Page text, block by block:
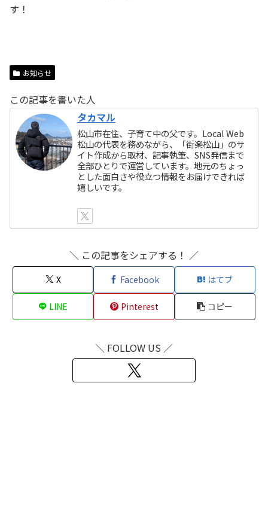
す！
お知らせ
この記事を書いた人
タカマル
松山市在住、子育て中の父です。Local Web
松山の代表を務めながら、「街楽松山」のサ
イト作成から取材、記事執筆、SNS発信まで
全部ひとりで運営しています。地元のちょっ
とした面白さや役立つ情報をお届けできれば
嬉しいです。
＼ この記事をシェアする！ ／
X Facebook はてブ
LINE Pinterest コピー
＼ FOLLOW US ／